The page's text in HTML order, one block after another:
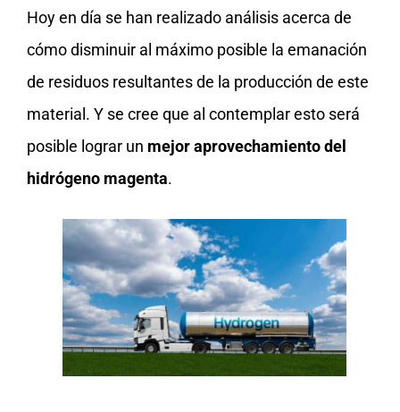
Hoy en día se han realizado análisis acerca de
cómo disminuir al máximo posible la emanación
de residuos resultantes de la producción de este
material. Y se cree que al contemplar esto será
posible lograr un mejor aprovechamiento del
hidrógeno magenta.